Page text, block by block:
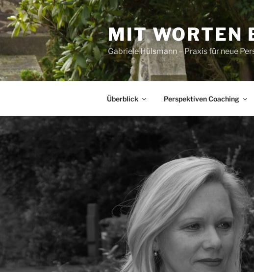
Zum
Inhalt
springen
MIT WORTEN
Gabriele Hülsmann – Praxis für neue
Überblick Perspektiven Coaching